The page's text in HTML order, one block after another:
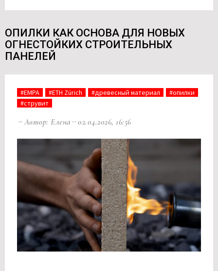
ОПИЛКИ КАК ОСНОВА ДЛЯ НОВЫХ
ОГНЕСТОЙКИХ СТРОИТЕЛЬНЫХ
ПАНЕЛЕЙ
#EMPA #ETH Zürich #древесный материал
#опилки
#струвит
Автор: Елена 02.04.2026, 16:56